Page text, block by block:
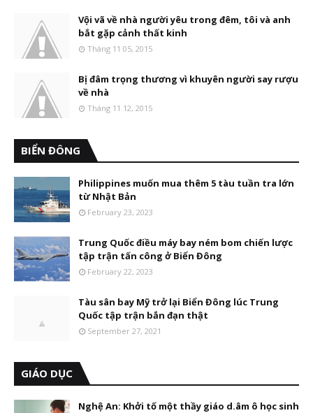
Vội vã về nhà người yêu trong đêm, tôi và anh
bắt gặp cảnh thất kinh
Tháng 11 05, 2015
Bị đâm trọng thương vì khuyên người say rượu
về nhà
Tháng 11 12, 2015
BIỂN ĐÔNG
Philippines muốn mua thêm 5 tàu tuần tra lớn
từ Nhật Bản
February 23, 2023
Trung Quốc điều máy bay ném bom chiến lược
tập trận tấn công ở Biển Đông
February 22, 2023
Tàu sân bay Mỹ trở lại Biển Đông lúc Trung
Quốc tập trận bắn đạn thật
September 27, 2021
GIÁO DỤC
Nghệ An: Khởi tố một thầy giáo d.âm ô học sinh